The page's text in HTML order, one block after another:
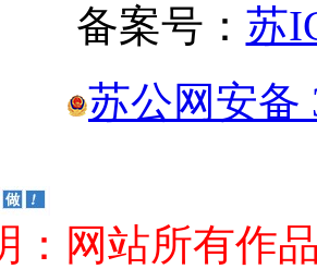
备案号： 苏
苏公网安备
：网站所有作